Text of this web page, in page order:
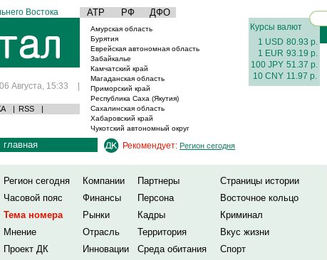
Востока АТР РФ ДФО
06 Августа, 15:33 |
| RSS |
Амурская область
Бурятия
Еврейская автономная область
Забайкалье
Камчатский край
Магаданская область
Приморский край
Республика Саха (Якутия)
Сахалинская область
Хабаровский край
Чукотский автономный округ
Курсы валют
1 USD 80.93 р.
1 EUR 93.19 р.
100 JPY 51.37 р.
10 CNY 11.97 р.
главная Рекомендует: Регион сегодня
Регион сегодня Компании Партнеры
Страницы истории
Часовой пояс
Финансы Персона
Восточное кольцо
Тема номера
Рынки Кадры
Криминал
Мнение
Отрасль Территория
Вкус жизни
Проект ДК
Инновации Среда обитания Спорт